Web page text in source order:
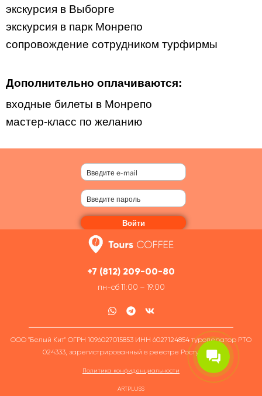
Ирина Куликова
подобрать для вас?
экскурсия в Выборге
экскурсия в парк Монрепо
сопровождение сотрудником турфирмы
Дополнительно оплачиваются:
входные билеты в Монрепо
мастер-класс по желанию
Войти
+7 (812) 209-00-80
пн-сб 11:00 – 19:00
ООО "Белый Кит" ОГРН 1096027015853 ИНН 6027124854 туроператор РТО
024333, зарегистрированный в реестре Ростуризма
Политика конфиденциальности
ARTPLUSS